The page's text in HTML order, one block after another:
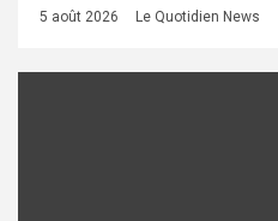
5 août 2026 Le Quotidien News